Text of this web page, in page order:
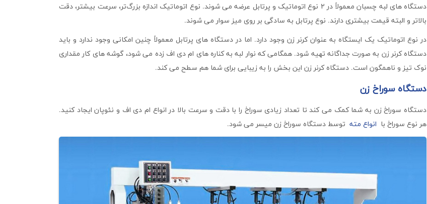
دستگاه های لبه چسبان معمولاً در ۲ نوع اتوماتیک و پرتابل عرضه می شوند. نوع اتوماتیک اندازه بزرگ‌تر، سرعت بیشتر، دقت
بالاتر و البته قیمت بیشتری دارند. نوع پرتابل به سادگی بر روی میز سوار می شوند.
در نوع اتوماتیک یک ایستگاه به عنوان کرنر زن وجود دارد. اما در دستگاه های پرتابل معمولاً چنین امکانی وجود ندارد و باید
دستگاه کرنر زن به صورت جداگانه تهیه شود. همگامی که نوار لبه به کناره های ام دی اف زده می شود، گوشه های کار مقداری
نوک تیز و ناهمگون است. دستگاه کرنر زن این بخش را به زیبایی برای شما هم سطح می کند.
دستگاه سوراخ زن
دستگاه سوراخ زن به شما کمک می کند تا تعداد زیادی سوراخ را با دقت و سرعت بالا در انواع ام دی اف و نئوپان ایجاد کنید.
هر نوع سوراخ با انواع مته توسط دستگاه سوراخ زن میسر می شود.